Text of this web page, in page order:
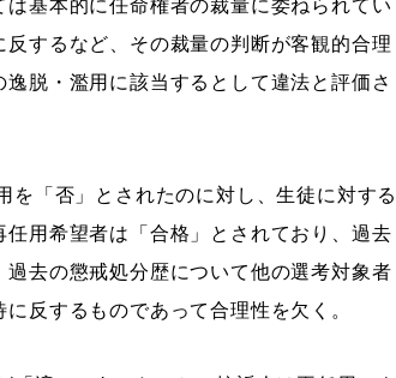
基本的に任命権者の裁量に委ねられてい
するなど、その裁量の判断が客観的合理
脱・濫用に該当するとして違法と評価さ
「否」とされたのに対し、生徒に対する
用希望者は「合格」とされており、過去
去の懲戒処分歴について他の選考対象者
反するものであって合理性を欠く。